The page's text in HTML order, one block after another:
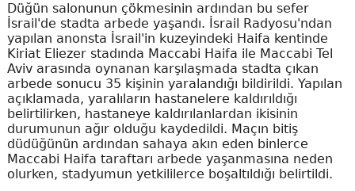
Düğün salonunun çökmesinin ardından bu sefer
İsrail'de stadta arbede yaşandı. İsrail Radyosu'ndan
yapılan anonsta İsrail'in kuzeyindeki Haifa kentinde
Kiriat Eliezer stadında Maccabi Haifa ile Maccabi Tel
Aviv arasında oynanan karşılaşmada stadta çıkan
arbede sonucu 35 kişinin yaralandığı bildirildi. Yapılan
açıklamada, yaralıların hastanelere kaldırıldığı
belirtilirken, hastaneye kaldırılanlardan ikisinin
durumunun ağır olduğu kaydedildi. Maçın bitiş
düdüğünün ardından sahaya akın eden binlerce
Maccabi Haifa taraftarı arbede yaşanmasına neden
olurken, stadyumun yetkililerce boşaltıldığı belirtildi.